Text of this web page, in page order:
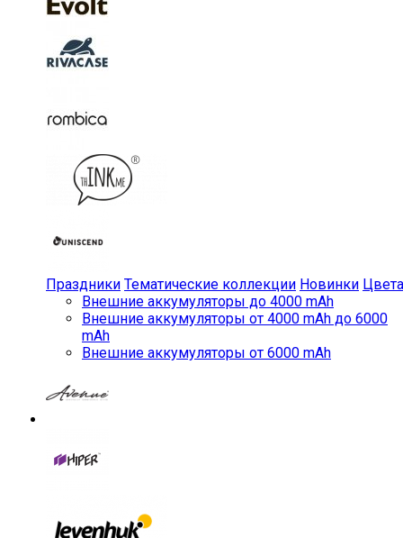
Праздники Тематические коллекции Новинки Цвета
Внешние аккумуляторы до 4000 mAh
Внешние аккумуляторы от 4000 mAh до 6000
mAh
Внешние аккумуляторы от 6000 mAh